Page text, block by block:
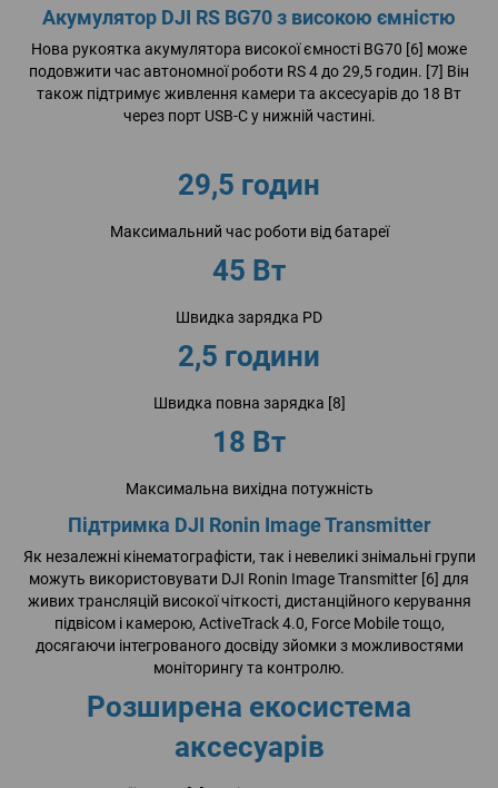
Акумулятор DJI RS BG70 з високою ємністю
Нова рукоятка акумулятора високої ємності BG70 [6] може
подовжити час автономної роботи RS 4 до 29,5 годин. [7] Він
також підтримує живлення камери та аксесуарів до 18 Вт
через порт USB-C у нижній частині.
29,5 годин
Максимальний час роботи від батареї
45 Вт
Швидка зарядка PD
2,5 години
Швидка повна зарядка [8]
18 Вт
Максимальна вихідна потужність
Підтримка DJI Ronin Image Transmitter
Як незалежні кінематографісти, так і невеликі знімальні групи
можуть використовувати DJI Ronin Image Transmitter [6] для
живих трансляцій високої чіткості, дистанційного керування
підвісом і камерою, ActiveTrack 4.0, Force Mobile тощо,
досягаючи інтегрованого досвіду зйомки з можливостями
моніторингу та контролю.
Розширена екосистема
аксесуарів